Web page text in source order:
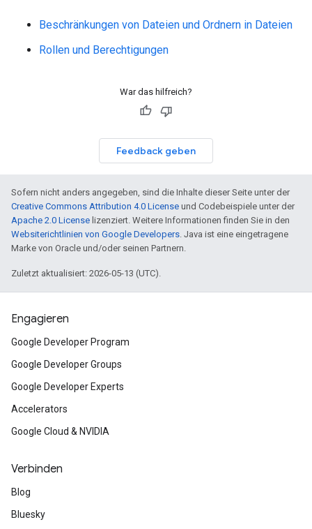
Beschränkungen von Dateien und Ordnern in Dateien
Rollen und Berechtigungen
War das hilfreich?
Feedback geben
Sofern nicht anders angegeben, sind die Inhalte dieser Seite unter der
Creative Commons Attribution 4.0 License und Codebeispiele unter der
Apache 2.0 License lizenziert. Weitere Informationen finden Sie in den
Websiterichtlinien von Google Developers. Java ist eine eingetragene
Marke von Oracle und/oder seinen Partnern.
Zuletzt aktualisiert: 2026-05-13 (UTC).
Engagieren
Google Developer Program
Google Developer Groups
Google Developer Experts
Accelerators
Google Cloud & NVIDIA
Verbinden
Blog
Bluesky